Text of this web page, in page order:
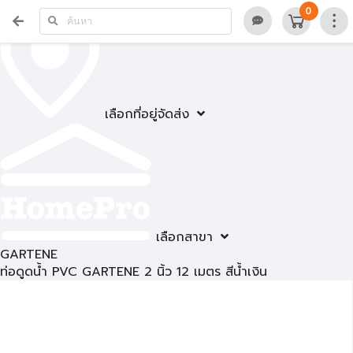
เลือกที่อยู่จัดส่ง
เลือกสาขา
0
GARTENE
ท่อดูดน้ำ PVC GARTENE 2 นิ้ว 12 เมตร สีน้ำเงิน